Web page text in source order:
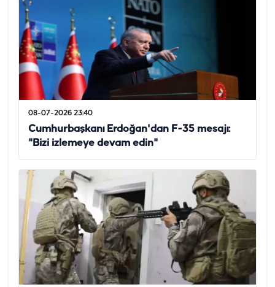
08-07-2026 23:40
Cumhurbaşkanı Erdoğan'dan F-35 mesajı:
"Bizi izlemeye devam edin"